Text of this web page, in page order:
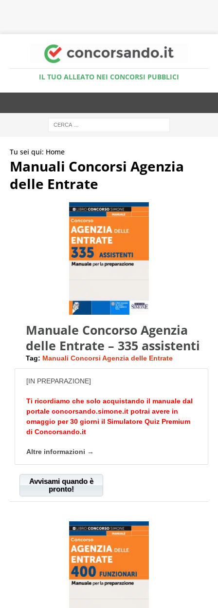
IL TUO ALLEATO NEI CONCORSI PUBBLICI
Tu sei qui: Home
Manuali Concorsi Agenzia
delle Entrate
Manuale Concorso Agenzia
delle Entrate – 335 assistenti
Tag: Manuali Concorsi Agenzia delle Entrate
[IN PREPARAZIONE]
Ti ricordiamo che solo acquistando il manuale dal
portale concorsando.simone.it potrai avere in
omaggio per 30 giorni il Simulatore Quiz Premium
di Concorsando.it
Altre informazioni →
Avvisami quando è
pronto!